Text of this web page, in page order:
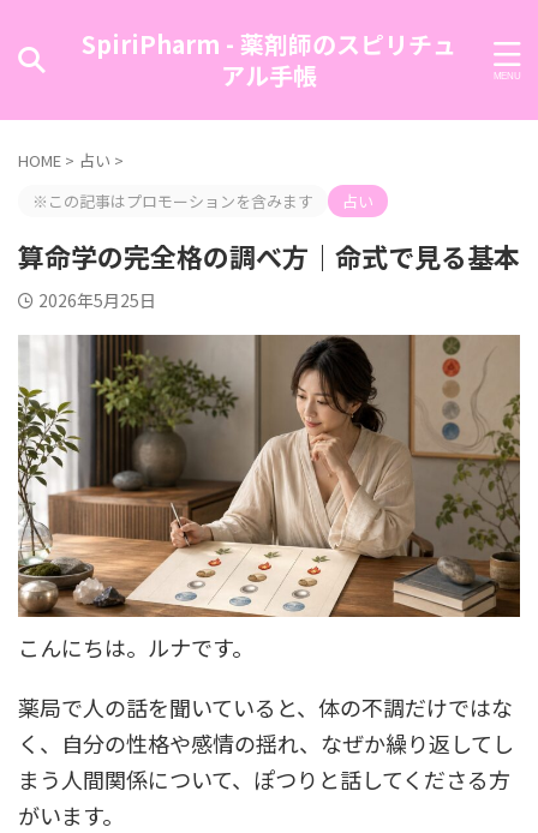
SpiriPharm - 薬剤師のスピリチュ
アル手帳
HOME > 占い >
※この記事はプロモーションを含みます
占い
算命学の完全格の調べ方｜命式で見る基本
2026年5月25日
こんにちは。ルナです。
薬局で人の話を聞いていると、体の不調だけではな
く、自分の性格や感情の揺れ、なぜか繰り返してし
まう人間関係について、ぽつりと話してくださる方
がいます。